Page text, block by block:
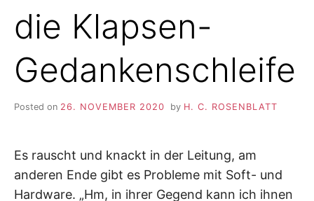
die Klapsen-
Gedankenschleife
Posted on 26. NOVEMBER 2020 by H. C. ROSENBLATT
Es rauscht und knackt in der Leitung, am
anderen Ende gibt es Probleme mit Soft- und
Hardware. „Hm, in ihrer Gegend kann ich ihnen